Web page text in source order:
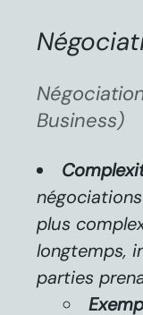
Business)
plus
longtemps,
parties